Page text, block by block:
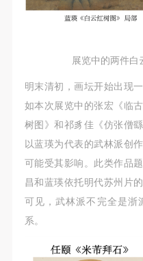
展览中的两件白
明末清初，画坛开始出现
如本次展览中的张宏《临
树图》和祁豸佳《仿张僧
以蓝瑛为代表的武林派创
可能受其影响。此类作品
昌和蓝瑛依托明代苏州片
可见，武林派不完全是浙
系。